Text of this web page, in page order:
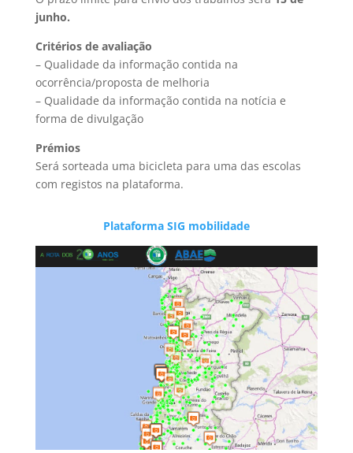
junho.
Critérios de avaliação
– Qualidade da informação contida na
ocorrência/proposta de melhoria
– Qualidade da informação contida na notícia e
forma de divulgação
Prémios
Será sorteada uma bicicleta para uma das escolas
com registos na plataforma.
Plataforma SIG mobilidade